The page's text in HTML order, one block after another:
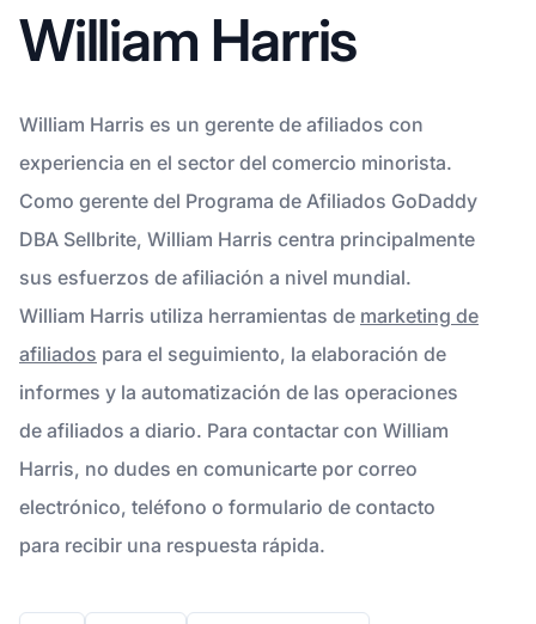
William Harris
William Harris es un gerente de afiliados con
experiencia en el sector del comercio minorista.
Como gerente del Programa de Afiliados GoDaddy
DBA Sellbrite, William Harris centra principalmente
sus esfuerzos de afiliación a nivel mundial.
William Harris utiliza herramientas de marketing de
afiliados para el seguimiento, la elaboración de
informes y la automatización de las operaciones
de afiliados a diario. Para contactar con William
Harris, no dudes en comunicarte por correo
electrónico, teléfono o formulario de contacto
para recibir una respuesta rápida.